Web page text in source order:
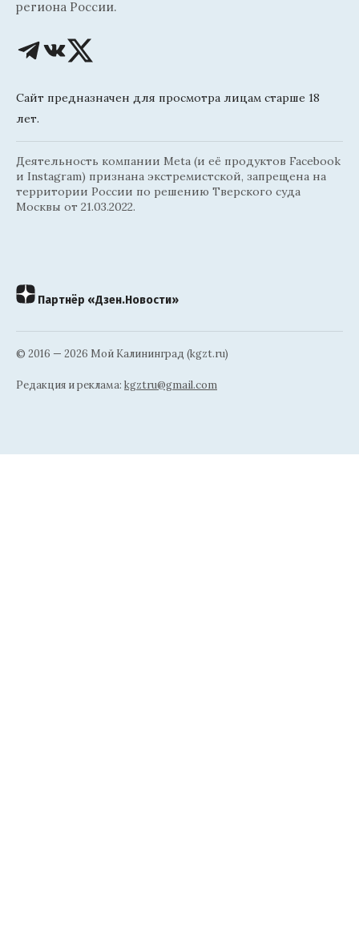
региона России.
Сайт предназначен для просмотра лицам старше 18
лет.
Деятельность компании Meta (и её продуктов Facebook
и Instagram) признана экстремистской, запрещена на
территории России по решению Тверского суда
Москвы от 21.03.2022.
Партнёр «Дзен.Новости»
© 2016 — 2026 Мой Калининград (kgzt.ru)
Редакция и реклама: kgztru@gmail.com